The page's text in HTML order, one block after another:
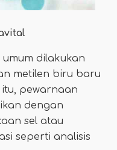
dilakukan
metilen biru baru
pewarnaan
dengan
sel atau
seperti analisis